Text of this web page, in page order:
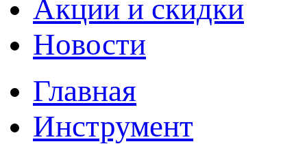
Акции и скидки
Новости
Главная
Инструмент